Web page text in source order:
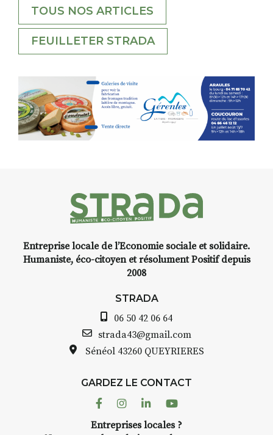
TOUS NOS ARTICLES
FEUILLETER STRADA
Entreprise locale de l’Economie sociale et solidaire.
Humaniste, éco-citoyen et résolument Positif depuis
2008
STRADA
06 50 42 06 64
strada43@gmail.com
Sénéol 43260 QUEYRIERES
GARDEZ LE CONTACT
FacebookInstagram
LinkedinYoutube
Entreprises locales ?